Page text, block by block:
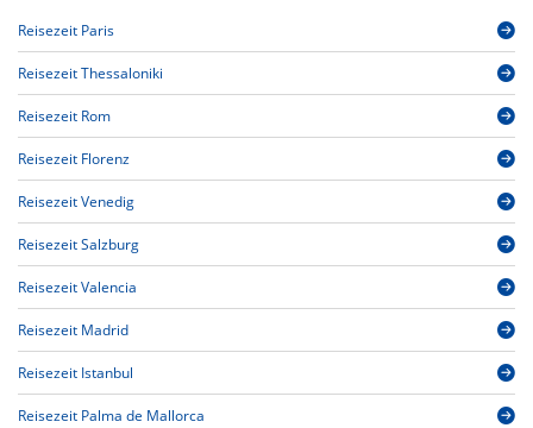
Reisezeit Paris
Reisezeit Thessaloniki
Reisezeit Rom
Reisezeit Florenz
Reisezeit Venedig
Reisezeit Salzburg
Reisezeit Valencia
Reisezeit Madrid
Reisezeit Istanbul
Reisezeit Palma de Mallorca